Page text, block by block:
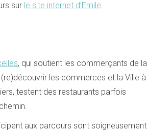
sur le site internet d’Emile.
, qui soutient les commerçants de la
les commerces et la Ville à
testent des restaurants parfois
aux parcours sont soigneusement